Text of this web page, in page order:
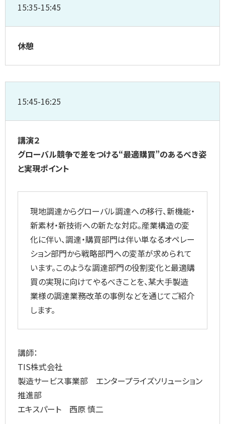
15:35-15:45
休憩
15:45-16:25
講演２
グローバル競争で差をつける“最適購買”のあるべき姿
と実現ポイント
現地調達からグローバル調達への移行、新機能・
新素材・新技術への新たな対応。産業構造の変
化に伴い、調達・購買部門は伴い単なるオペレー
ション部門から戦略部門への変革が求められて
います。このような調達部門の役割変化と最適購
買の実現に向けてやるべきことを、某大手製造
業様の調達業務改革の事例などを通じてご紹介
します。
講師：
TIS株式会社
製造サービス事業部 エンタープライズソリューション
推進部
エキスパート 西原 慎二